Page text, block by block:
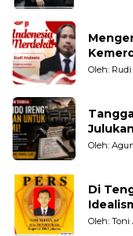
Oleh:
Julukan yang tidak
Oleh:
Di
Oleh: Toni